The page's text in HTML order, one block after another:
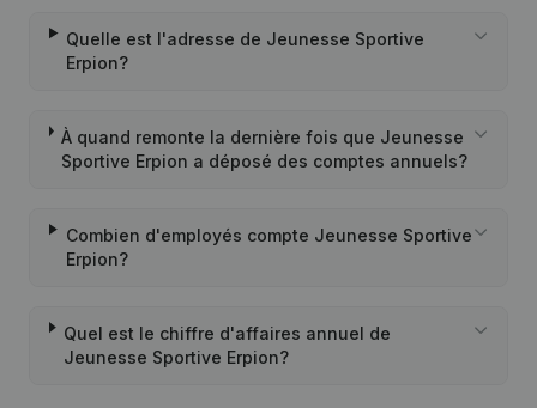
Quelle est l'adresse de Jeunesse Sportive
Erpion?
À quand remonte la dernière fois que Jeunesse
Sportive Erpion a déposé des comptes annuels?
Combien d'employés compte Jeunesse Sportive
Erpion?
Quel est le chiffre d'affaires annuel de
Jeunesse Sportive Erpion?